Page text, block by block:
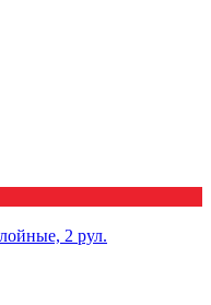
2 рул.